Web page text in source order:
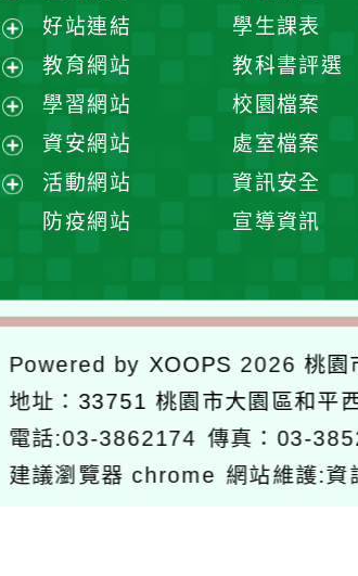
展
開
選
單
展
開
選
單
展
開
選
單
展
開
選
展
開
單
好站連結
教育網站
學習網站
資安網站
活動網站
防疫網站
學生課表
教科書評選
校園檔案
處室檔案
資訊安全
宣導資訊
Powered by XOOPS 2026桃園
地址： 33751 桃園市大園區和平
電話:03-3862174 傳真：03-
建議瀏覽器 chrome 網站維護:資